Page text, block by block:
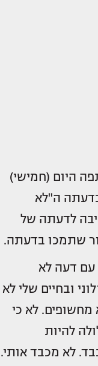
היום (חמישי)
ה"לא
לדעתה של
שתמכו בדעתה.
עם דעה לא
ובחיים שלי לא
מחשופים. לא כי
להיות
לא מכבד אותי.